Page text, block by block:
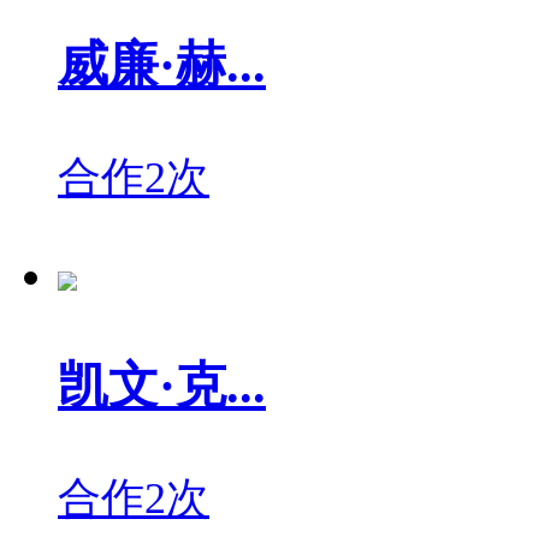
威廉·赫...
合作2次
凯文·克...
合作2次